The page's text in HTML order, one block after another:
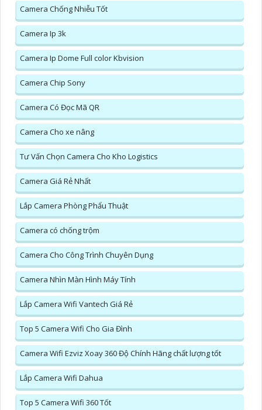
Camera Chống Nhiễu Tốt
Camera Ip 3k
Camera Ip Dome Full color Kbvision
Camera Chip Sony
Camera Có Đọc Mã QR
Camera Cho xe nâng
Tư Vấn Chọn Camera Cho Kho Logistics
Camera Giá Rẻ Nhất
Lắp Camera Phòng Phẩu Thuật
Camera có chống trộm
Camera Cho Công Trình Chuyên Dụng
Camera Nhìn Màn Hình Máy Tính
Lắp Camera Wifi Vantech Giá Rẻ
Top 5 Camera Wifi Cho Gia Đình
Camera Wifi Ezviz Xoay 360 Độ Chính Hãng chất lượng tốt
Lắp Camera Wifi Dahua
Top 5 Camera Wifi 360 Tốt